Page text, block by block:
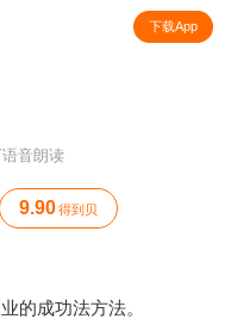
下载App
音朗读
9.90 得到贝
的成功法方法。